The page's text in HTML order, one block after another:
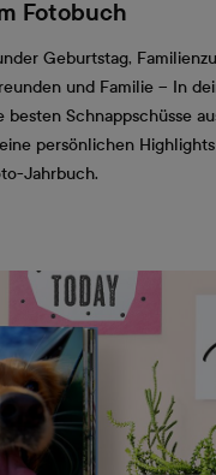
Fotobuch
Geburtstag,
und Familie – In
besten Schnappschüsse
persönlichen
Jahrbuch.